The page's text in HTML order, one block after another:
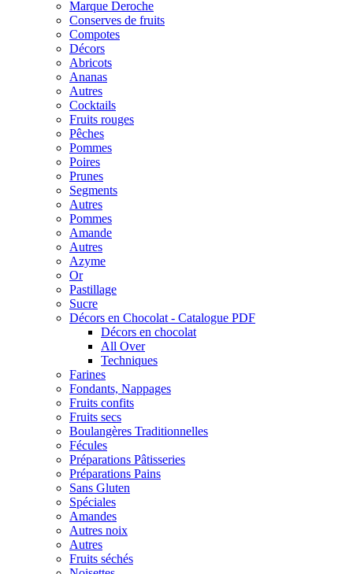
Marque Deroche
Conserves de fruits
Compotes
Décors
Abricots
Ananas
Autres
Cocktails
Fruits rouges
Pêches
Pommes
Poires
Prunes
Segments
Autres
Pommes
Amande
Autres
Azyme
Or
Pastillage
Sucre
Décors en Chocolat - Catalogue PDF
Décors en chocolat
All Over
Techniques
Farines
Fondants, Nappages
Fruits confits
Fruits secs
Boulangères Traditionnelles
Fécules
Préparations Pâtisseries
Préparations Pains
Sans Gluten
Spéciales
Amandes
Autres noix
Autres
Fruits séchés